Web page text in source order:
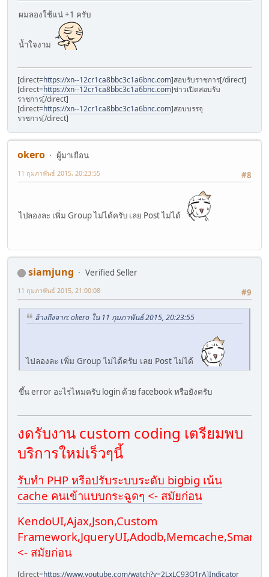
ผมลองใช้แน่ +1 ครับ
น้ำใจงาม
[direct=https://xn--12cr1ca8bbc3c1a6bnc.com]สอบรับราชการ[/direct]
[direct=https://xn--12cr1ca8bbc3c1a6bnc.com]ข่าวเปิดสอบรับ
ราชการ[/direct]
[direct=https://xn--12cr1ca8bbc3c1a6bnc.com]สอบบรรจุ
ราชการ[/direct]
okero
ผู้มาเยือน
#8
11 กุมภาพันธ์ 2015, 20:23:55
ไปลองละ เพิ่ม Group ไม่ได้ครับ เลย Post ไม่ได้
siamjung
Verified Seller
#9
11 กุมภาพันธ์ 2015, 21:00:08
อ้างถึงจาก: okero ใน 11 กุมภาพันธ์ 2015, 20:23:55
ไปลองละ เพิ่ม Group ไม่ได้ครับ เลย Post ไม่ได้
ขึ้น error อะไรไหมครับ login ด้วย facebook หรือยังครับ
งดรับงาน custom coding เตรียมพบ
บริการใหม่เร็วๆนี้
รับทำ PHP หรือปรับระบบระดับ bigbig เน้น
cache คนเข้าแบบกระฉูดๆ <- สมัยก่อน
KendoUI,Ajax,Json,Custom
Framework,JqueryUI,Adodb,Memcache,Smarty
<- สมัยก่อน
[direct=https://www.youtube.com/watch?v=2LxLC93Q1rA]Indicator